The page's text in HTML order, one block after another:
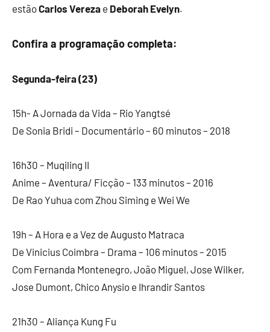
estãoCarlos Vereza e Deborah Evelyn.
Confira a programação completa:
Segunda-feira (23)
15h- A Jornada da Vida – Rio Yangtsé
De Sonia Bridi – Documentário – 60 minutos – 2018
16h30 – Muqiling II
Anime – Aventura/ Ficção – 133 minutos – 2016
De Rao Yuhua com Zhou Siming e Wei We
19h – A Hora e a Vez de Augusto Matraca
De Vinicius Coimbra – Drama – 106 minutos – 2015
Com Fernanda Montenegro, João Miguel, Jose Wilker,
Jose Dumont, Chico Anysio e Ihrandir Santos
21h30 – Aliança Kung Fu